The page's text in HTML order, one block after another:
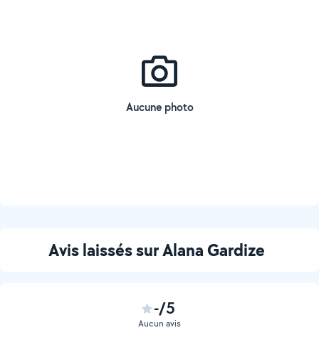
Aucune photo
Avis laissés sur Alana Gardize
-/5
Aucun avis